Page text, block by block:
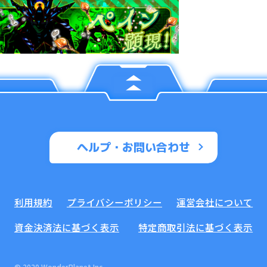
ヘルプ・お問い合わせ
利用規約 プライバシーポリシー
運営会社について
資金決済法に基づく表示
特定商取引法に基づく表示